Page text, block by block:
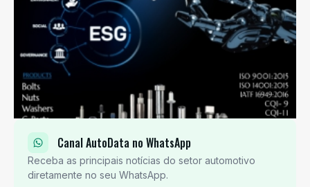
Canal AutoData no WhatsApp
Receba as principais notícias do setor automotivo
diretamente no seu WhatsApp.